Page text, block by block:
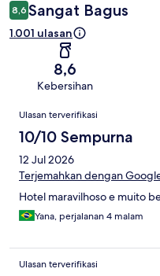
8,6 Sangat Bagus
1.001 ulasan
8,6
Kebersihan
Ulasan
Ulasan terverifikasi
10/10 Sempurna
12 Jul 2026
Terjemahkan dengan
Hotel maravilhoso e muito
Yana, perjalanan 4 malam
Ulasan terverifikasi